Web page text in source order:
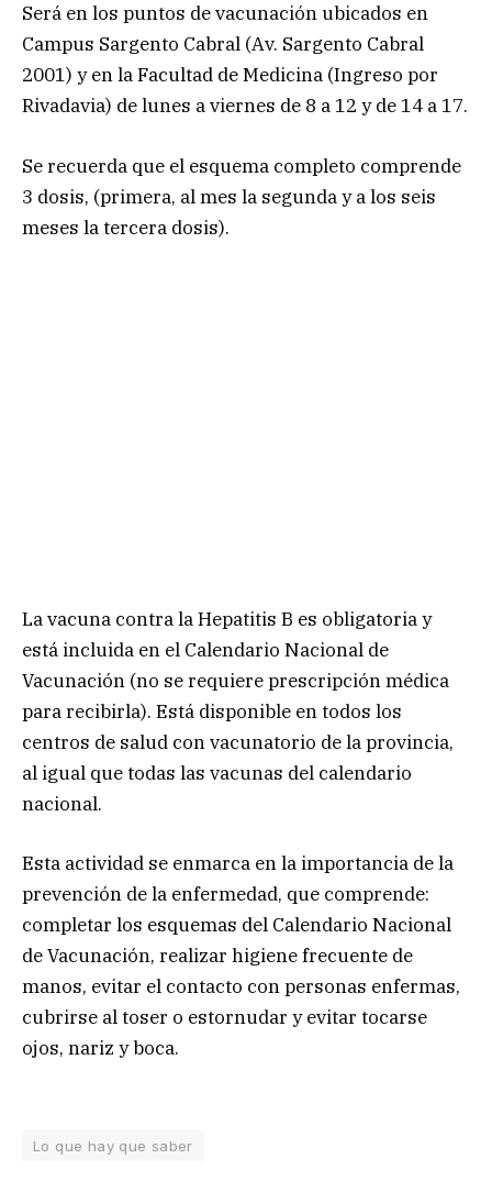
Será en los puntos de vacunación ubicados en
Campus Sargento Cabral (Av. Sargento Cabral
2001) y en la Facultad de Medicina (Ingreso por
Rivadavia) de lunes a viernes de 8 a 12 y de 14 a 17.
Se recuerda que el esquema completo comprende
3 dosis, (primera, al mes la segunda y a los seis
meses la tercera dosis).
La vacuna contra la Hepatitis B es obligatoria y
está incluida en el Calendario Nacional de
Vacunación (no se requiere prescripción médica
para recibirla). Está disponible en todos los
centros de salud con vacunatorio de la provincia,
al igual que todas las vacunas del calendario
nacional.
Esta actividad se enmarca en la importancia de la
prevención de la enfermedad, que comprende:
completar los esquemas del Calendario Nacional
de Vacunación, realizar higiene frecuente de
manos, evitar el contacto con personas enfermas,
cubrirse al toser o estornudar y evitar tocarse
ojos, nariz y boca.
Lo que hay que saber